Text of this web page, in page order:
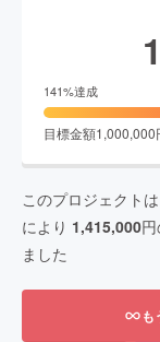
141%達成
目標金額1,000,000
このプロジェクトは
により 1,415,000
ました
も